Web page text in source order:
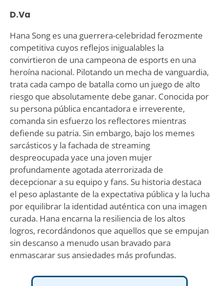
D.Va
Hana Song es una guerrera-celebridad ferozmente
competitiva cuyos reflejos inigualables la
convirtieron de una campeona de esports en una
heroína nacional. Pilotando un mecha de vanguardia,
trata cada campo de batalla como un juego de alto
riesgo que absolutamente debe ganar. Conocida por
su persona pública encantadora e irreverente,
comanda sin esfuerzo los reflectores mientras
defiende su patria. Sin embargo, bajo los memes
sarcásticos y la fachada de streaming
despreocupada yace una joven mujer
profundamente agotada aterrorizada de
decepcionar a su equipo y fans. Su historia destaca
el peso aplastante de la expectativa pública y la lucha
por equilibrar la identidad auténtica con una imagen
curada. Hana encarna la resiliencia de los altos
logros, recordándonos que aquellos que se empujan
sin descanso a menudo usan bravado para
enmascarar sus ansiedades más profundas.